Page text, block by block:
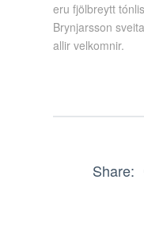
eru fjölbreytt
Brynjarsson
allir velkomnir.
Share: